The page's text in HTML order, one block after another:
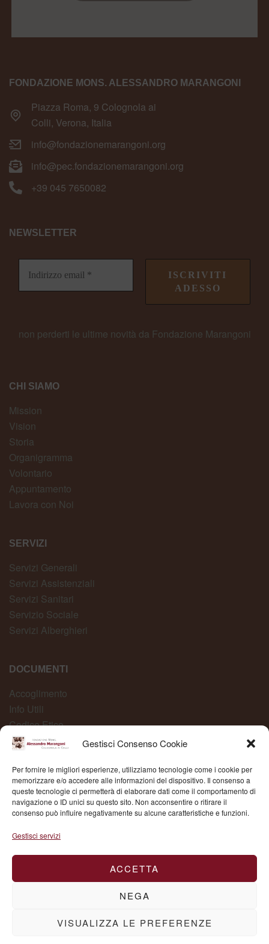
Gestisci Consenso Cookie
Per fornire le migliori esperienze, utilizziamo tecnologie come i cookie per
memorizzare e/o accedere alle informazioni del dispositivo. Il consenso a
queste tecnologie ci permetterà di elaborare dati come il comportamento di
navigazione o ID unici su questo sito. Non acconsentire o ritirare il
consenso può influire negativamente su alcune caratteristiche e funzioni.
Gestisci servizi
ACCETTA
NEGA
VISUALIZZA LE PREFERENZE
FONDAZIONE MONS. ALESSANDRO MARANGONI
Piazza Roma, 9 Colognola ai
Colli, Verona, Italia
info@fondazionemarangoni.org
info@pec.fondazionemarangoni.org
+39 045 7650082
CHI SIAMO
Mission
Vision
Storia
Organigramma
Volontario
Appuntamento
Lavora con Noi
SERVIZI
Servizi Generali
Servizi Assistenziali
Servizi Sanitari
Servizio Sociale
Servizi Alberghieri
DOCUMENTI
Accoglimento
Info Utili
Codice Etico
Carta dei Servizi
Whistleblowing
NEWSLETTER
non perderti le ultime novità da Fondazione Marangoni
Fond. Mons. Alessandro Marangoni © 2025 | P.IVA